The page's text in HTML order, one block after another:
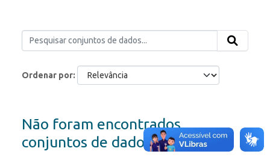
Ordenar por
Não foram encontrados
conjuntos de dados